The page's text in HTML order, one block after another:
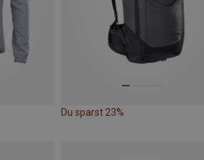
Du sparst 23%